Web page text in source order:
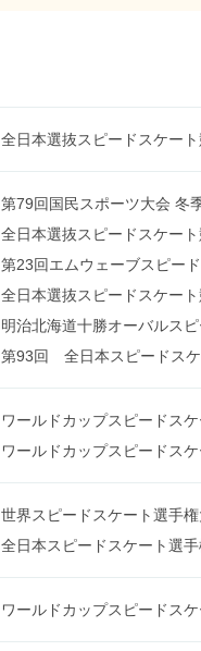
全日本選抜スピードスケー
第79回国民スポーツ大会 冬
全日本選抜スピードスケー
第23回エムウェーブスピー
全日本選抜スピードスケー
明治北海道十勝オーバルス
第93回 全日本スピードス
ワールドカップスピードス
ワールドカップスピードス
世界スピードスケート選手
全日本スピードスケート選
ワールドカップスピードス